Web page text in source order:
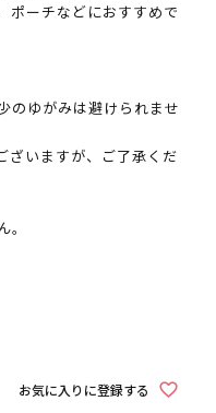
ポーチなどにおすすめで
のゆがみは避けられませ
ざいますが、ご了承くだ
お気に入りに登録する